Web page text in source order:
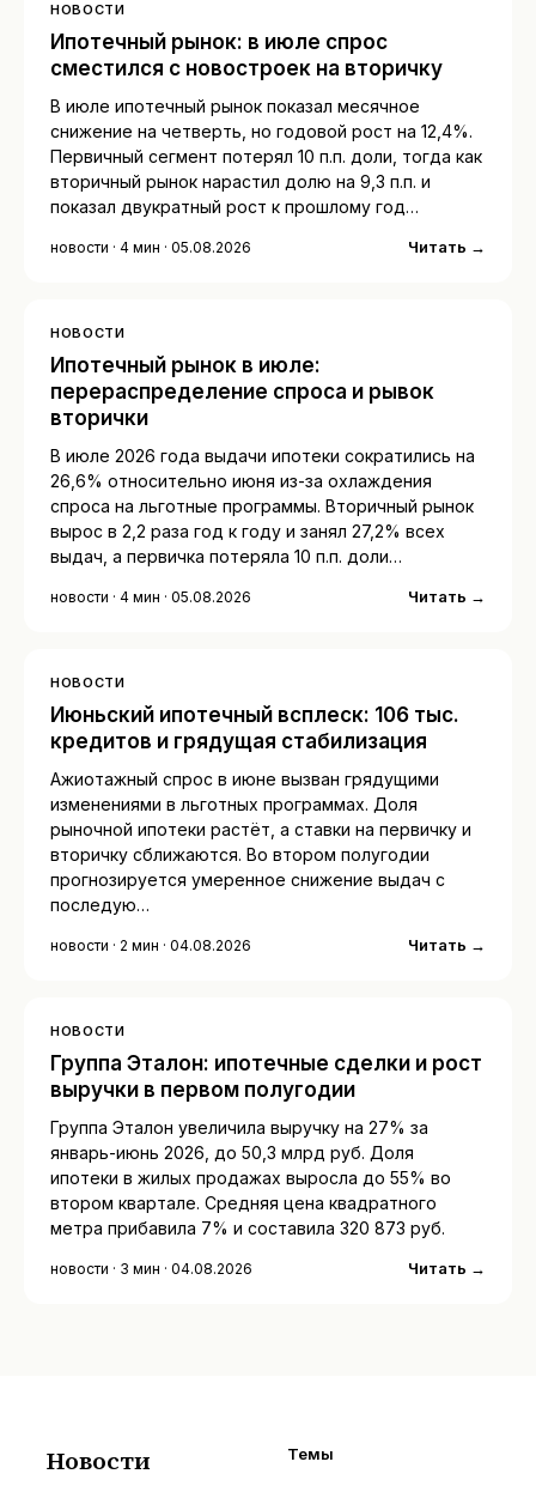
НОВОСТИ
Ипотечный рынок: в июле спрос
сместился с новостроек на вторичку
В июле ипотечный рынок показал месячное
снижение на четверть, но годовой рост на 12,4%.
Первичный сегмент потерял 10 п.п. доли, тогда как
вторичный рынок нарастил долю на 9,3 п.п. и
показал двукратный рост к прошлому год…
новости · 4 мин · 05.08.2026 Читать →
НОВОСТИ
Ипотечный рынок в июле:
перераспределение спроса и рывок
вторички
В июле 2026 года выдачи ипотеки сократились на
26,6% относительно июня из-за охлаждения
спроса на льготные программы. Вторичный рынок
вырос в 2,2 раза год к году и занял 27,2% всех
выдач, а первичка потеряла 10 п.п. доли…
новости · 4 мин · 05.08.2026 Читать →
НОВОСТИ
Июньский ипотечный всплеск: 106 тыс.
кредитов и грядущая стабилизация
Ажиотажный спрос в июне вызван грядущими
изменениями в льготных программах. Доля
рыночной ипотеки растёт, а ставки на первичку и
вторичку сближаются. Во втором полугодии
прогнозируется умеренное снижение выдач с
последую…
новости · 2 мин · 04.08.2026 Читать →
НОВОСТИ
Группа Эталон: ипотечные сделки и рост
выручки в первом полугодии
Группа Эталон увеличила выручку на 27% за
январь-июнь 2026, до 50,3 млрд руб. Доля
ипотеки в жилых продажах выросла до 55% во
втором квартале. Средняя цена квадратного
метра прибавила 7% и составила 320 873 руб.
новости · 3 мин · 04.08.2026 Читать →
Новости
Темы